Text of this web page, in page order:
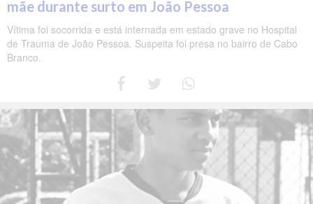
mãe durante surto em João Pessoa
Vítima foi socorrida e está internada em estado grave no Hospital
de Trauma de João Pessoa. Suspeita foi presa no bairro de Cabo
Branco.